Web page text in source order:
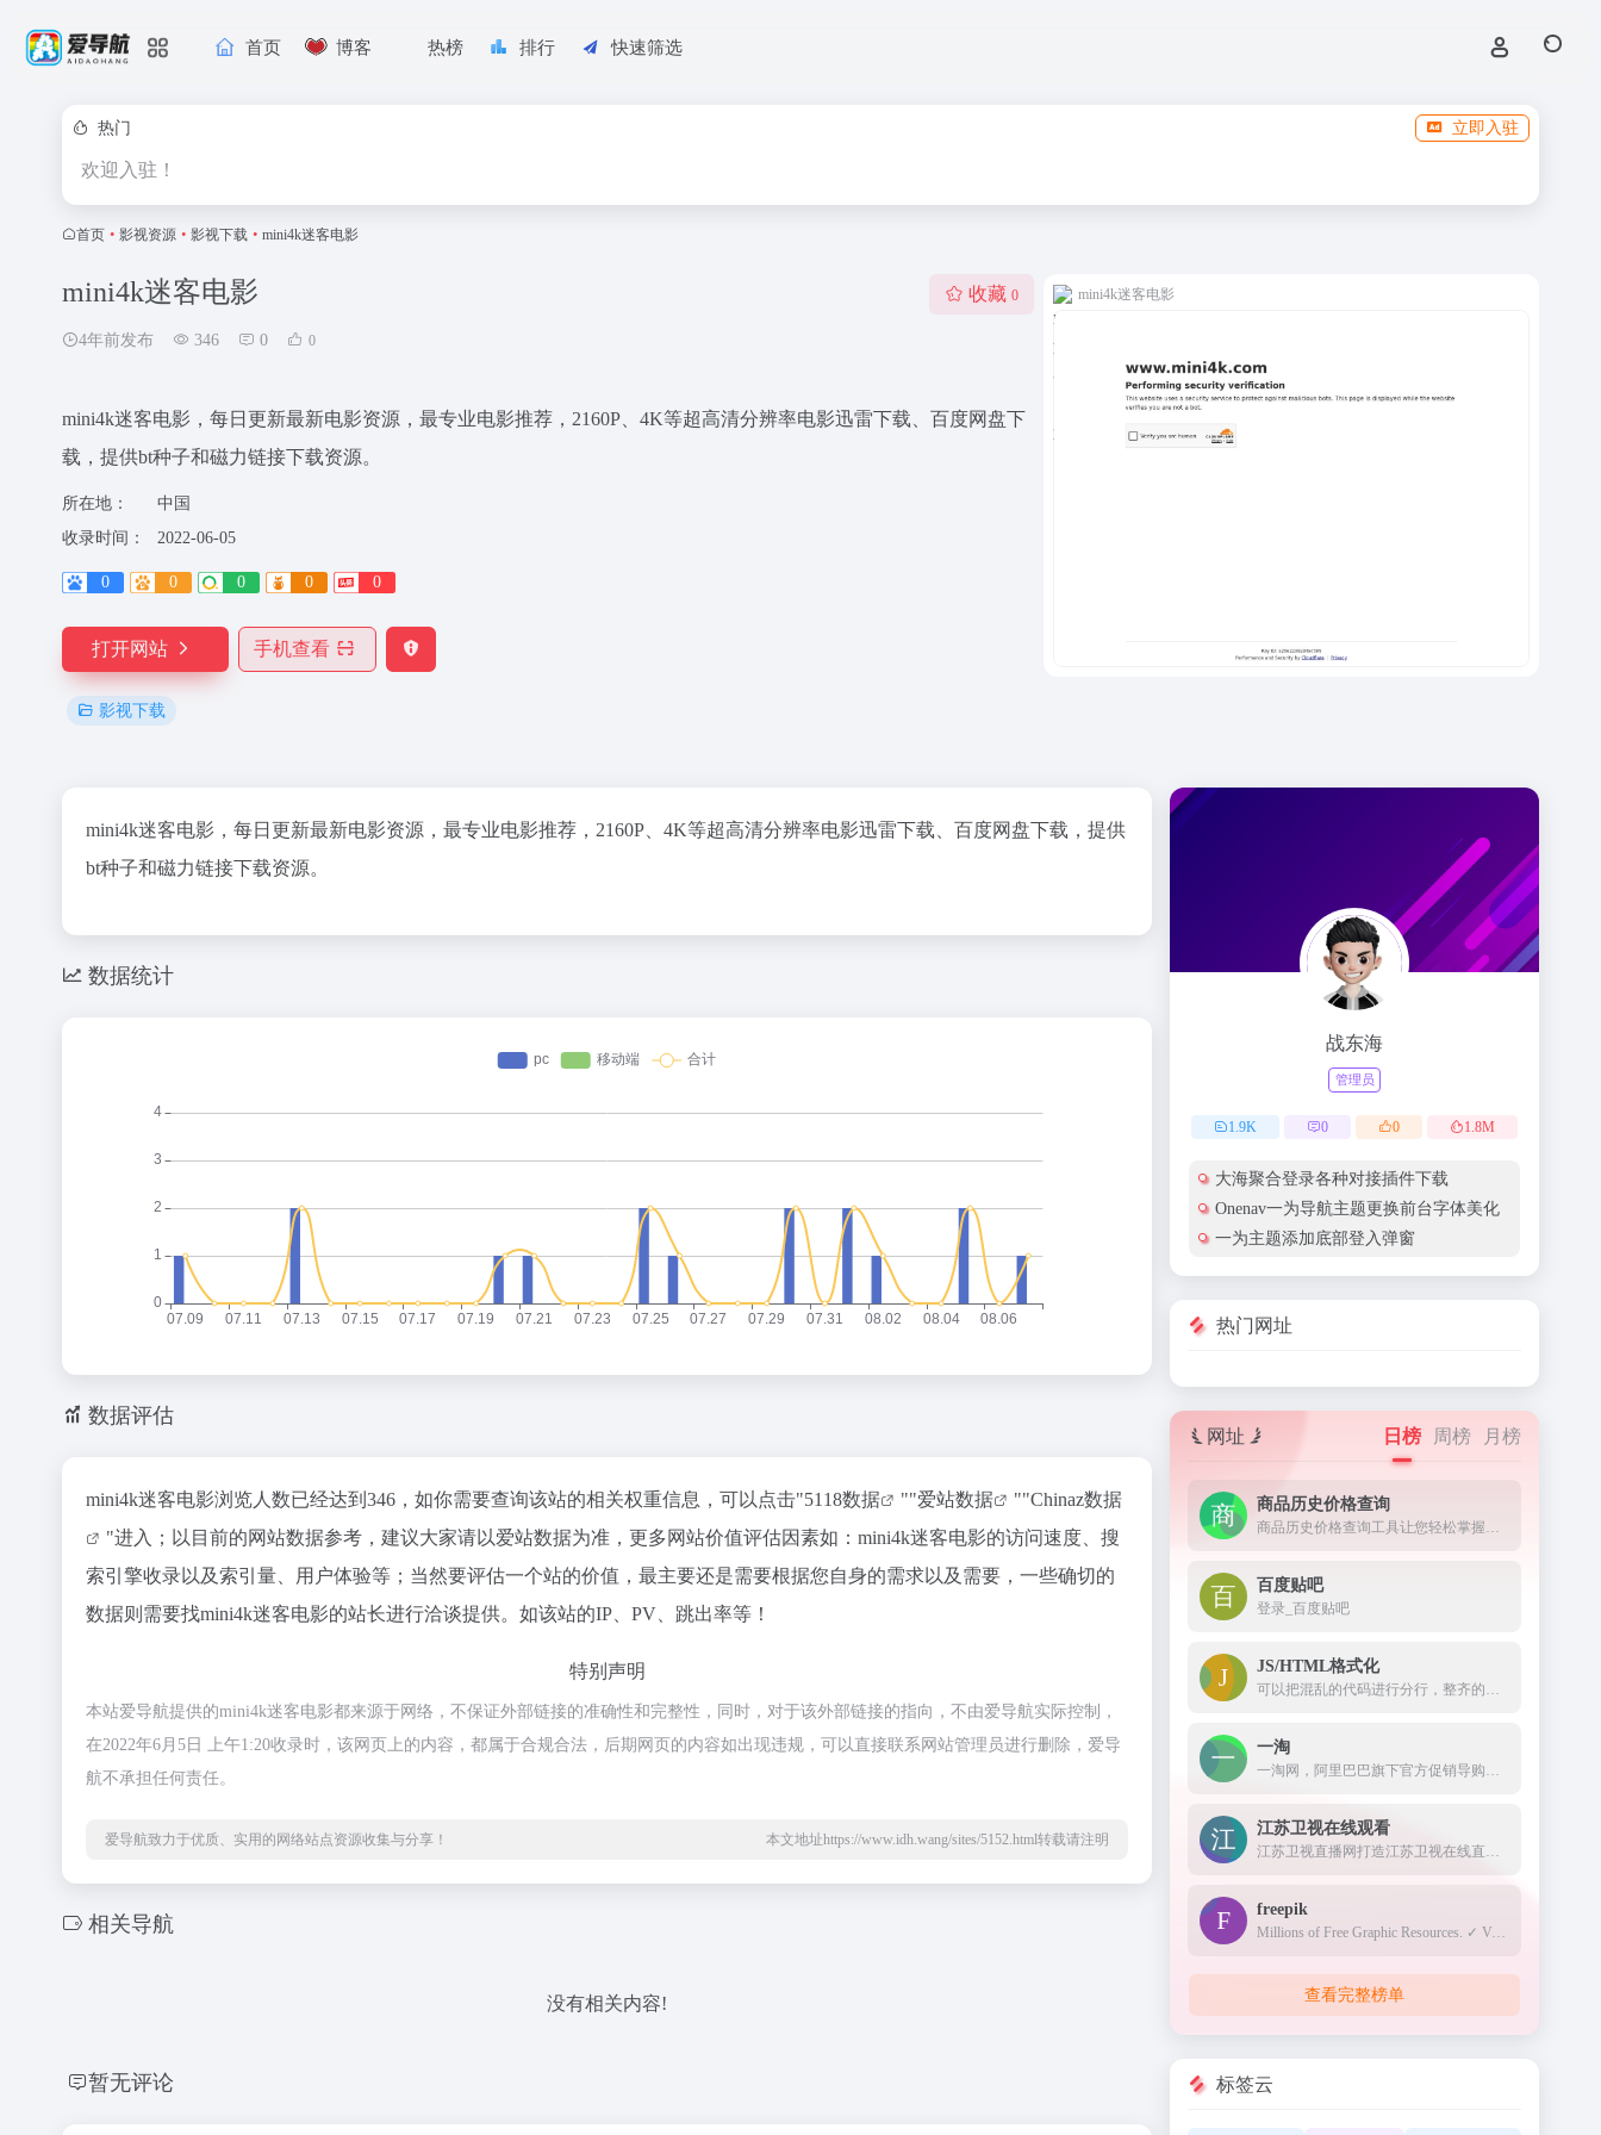
首页 博客 热榜 排行 快速筛选
热门 立即入驻
欢迎入驻！
首页 • 影视资源 • 影视下载 • mini4k迷客电影
mini4k迷客电影
4年前发布 346 0 0
收藏 0
mini4k迷客电影，每日更新最新电影资源，最专业电影推荐，2160P、4K等超高清分辨率电影迅雷下载、百度网盘下
载，提供bt种子和磁力链接下载资源。
所在地：
中国
收录时间：
2022-06-05
0 0 0 0 0
打开网站 手机查看
影视下载
mini4k迷客电影
mini4k迷客电影，每日更新最新电影资源，最专业电影推荐，2160P、4K等超高清分辨率电影迅雷下载、百度网盘下载，提供
bt种子和磁力链接下载资源。
数据统计
数据评估
mini4k迷客电影浏览人数已经达到346，如你需要查询该站的相关权重信息，可以点击"5118数据 ""爱站数据 ""Chinaz数据
"进入；以目前的网站数据参考，建议大家请以爱站数据为准，更多网站价值评估因素如：mini4k迷客电影的访问速度、搜
索引擎收录以及索引量、用户体验等；当然要评估一个站的价值，最主要还是需要根据您自身的需求以及需要，一些确切的
数据则需要找mini4k迷客电影的站长进行洽谈提供。如该站的IP、PV、跳出率等！
特别声明
本站爱导航提供的mini4k迷客电影都来源于网络，不保证外部链接的准确性和完整性，同时，对于该外部链接的指向，不由爱导航实际控制，
在2022年6月5日 上午1:20收录时，该网页上的内容，都属于合规合法，后期网页的内容如出现违规，可以直接联系网站管理员进行删除，爱导
航不承担任何责任。
爱导航致力于优质、实用的网络站点资源收集与分享！ 本文地址https://www.idh.wang/sites/5152.html转载请注明
相关导航
没有相关内容!
暂无评论
战东海
管理员
1.9K 0 0 1.8M
大海聚合登录各种对接插件下载
Onenav一为导航主题更换前台字体美化
一为主题添加底部登入弹窗
热门网址
网址 日榜 周榜 月榜
商品历史价格查询
商品历史价格查询工具让您轻松掌握商品的历史价格趋势，辨别商品真假促销，支持淘宝历史价格查询、天猫历史价格查询、京东历史价格查询等，是一款不可多得的购物神器。
百度贴吧
登录_百度贴吧
JS/HTML格式化
可以把混乱的代码进行分行，整齐的显示出来。
一淘
一淘网，阿里巴巴旗下官方促销导购平台，通过超高返利、大额红包、超值优惠券等丰富的利益点，为用户提供高性价比的品牌好货，是必不可少的网购省钱利器。
江苏卫视在线观看
江苏卫视直播网打造江苏卫视在线直播高清观看网络平台,方便在线观看江苏电视台直播节目,更多精彩尽在荔枝网。
freepik
Millions of Free Graphic Resources. ✓ Vectors ✓ Stock Photos ✓ PSD ✓ Icons ✓ All that you need for your Creative Projects
查看完整榜单
标签云